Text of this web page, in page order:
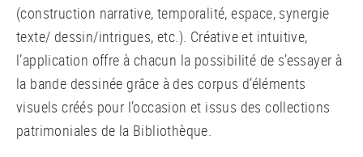
(construction narrative, temporalité, espace, synergie
texte/ dessin/intrigues, etc.). Créative et intuitive,
l’application offre à chacun la possibilité de s’essayer à
la bande dessinée grâce à des corpus d’éléments
visuels créés pour l’occasion et issus des collections
patrimoniales de la Bibliothèque.